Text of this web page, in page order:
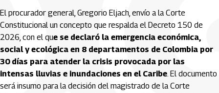
El procurador general, Gregorio Eljach, envío a la Corte
Constitucional un concepto que respalda el Decreto 150 de
2026, con el que se declaró la emergencia económica,
social y ecológica en 8 departamentos de Colombia por
30 días para atender la crisis provocada por las
intensas lluvias e inundaciones en el Caribe. El documento
será insumo para la decisión del magistrado de la Corte